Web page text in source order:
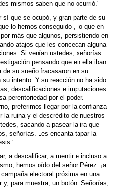
mismos saben que no ocurrió.'
sí que se ocupó, y gran parte de su
lo hemos conseguido-, lo que en
más que algunos, persistiendo en
atajos que les concedan alguna
Si venían ustedes, señorías
pensando que en ella iban
su sueño fracasaron en su
su intento. Y su reacción no ha sido
descalificaciones e impu­taciones
perentoriedad por el poder.
preferimos llegar por la confianza
la ruina y el descrédito de nuestros
sacando a pasear la ira que
señorías. Les encanta tapar la
a descalificar, a mentir e incluso a
hemos oído del señor Pérez: ¡a
electoral próxima en una
y, para muestra, un botón. Señorías,